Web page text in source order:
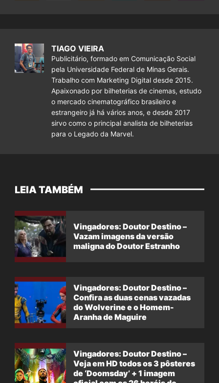
TIAGO VIEIRA
Publicitário, formado em Comunicação Social
pela Universidade Federal de Minas Gerais.
Trabalho com Marketing Digital desde 2015.
Apaixonado por bilheterias de cinemas, estudo
o mercado cinematográfico brasileiro e
estrangeiro já há vários anos, e desde 2017
sirvo como o principal analista de bilheterias
para o Legado da Marvel.
LEIA TAMBÉM
Vingadores: Doutor Destino –
Vazam imagens da versão
maligna do Doutor Estranho
Vingadores: Doutor Destino –
Confira as duas cenas vazadas
do Wolverine e o Homem-
Aranha de Maguire
Vingadores: Doutor Destino –
Veja em HD todos os 3 pôsteres
de ‘Doomsday’ + 1 imagem